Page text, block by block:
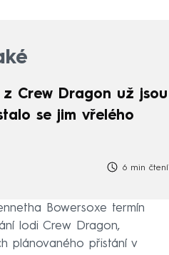
Crew Dragon už jsou
se jim vřelého
6 min čtení
Bowersoxe termín
lodi Crew Dragon,
plánovaného přistání v